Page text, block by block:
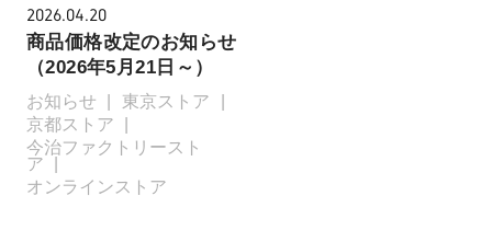
2026.04.20
商品価格改定のお知らせ
（2026年5月21日～）
お知らせ
東京ストア
京都ストア
今治ファクトリースト
ア
オンラインストア